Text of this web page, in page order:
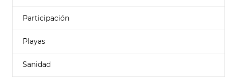
Participación
Playas
Sanidad